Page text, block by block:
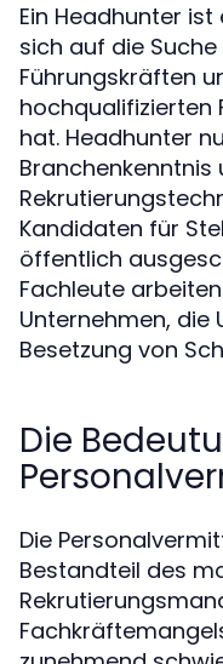
Ein Headhunter
sich auf die
Führungskräften
hochqualifizierten
hat. Headhunter
Branchenkenntnis
Kandidaten für
öffentlich
Fachleute
Unternehmen, die
Besetzung von
Die
Die
Bestandteil des